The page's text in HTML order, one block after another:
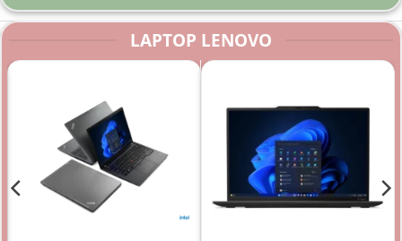
LAPTOP LENOVO